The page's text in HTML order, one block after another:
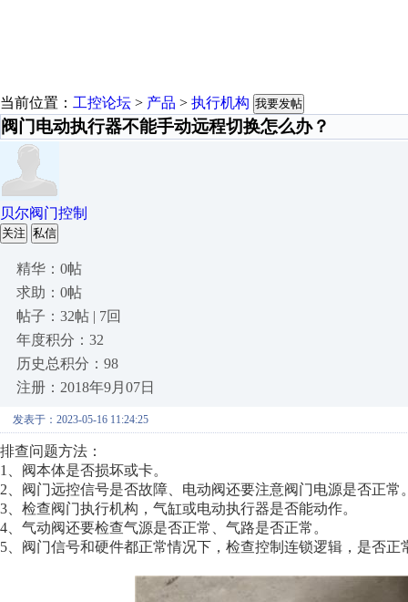
当前位置： 工控论坛 > 产品 > 执行机构 我要发帖
阀门电动执行器不能手动远程切换怎么办？
贝尔阀门控制
关注 私信
精华：0帖
求助：0帖
帖子：32帖 | 7回
年度积分：32
历史总积分：98
注册：2018年9月07日
发表于：2023-05-16 11:24:25
排查问题方法：
1、阀本体是否损坏或卡。
2、阀门远控信号是否故障、电动阀还要注意阀门电源是否正常
3、检查阀门执行机构，气缸或电动执行器是否能动作。
4、气动阀还要检查气源是否正常、气路是否正常。
5、阀门信号和硬件都正常情况下，检查控制连锁逻辑，是否正